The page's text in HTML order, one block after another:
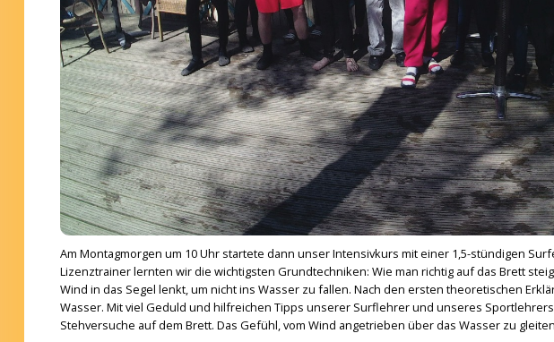
Am Montagmorgen um 10 Uhr startete dann unser Intensivkurs mit einer 1,5-stündigen
Lizenztrainer lernten wir die wichtigsten Grundtechniken: Wie man richtig auf das Brett
Wind in das Segel lenkt, um nicht ins Wasser zu fallen. Nach den ersten theoretischen
Wasser. Mit viel Geduld und hilfreichen Tipps unserer Surflehrer und unseres
Stehversuche auf dem Brett. Das Gefühl, vom Wind angetrieben über das Wasser zu